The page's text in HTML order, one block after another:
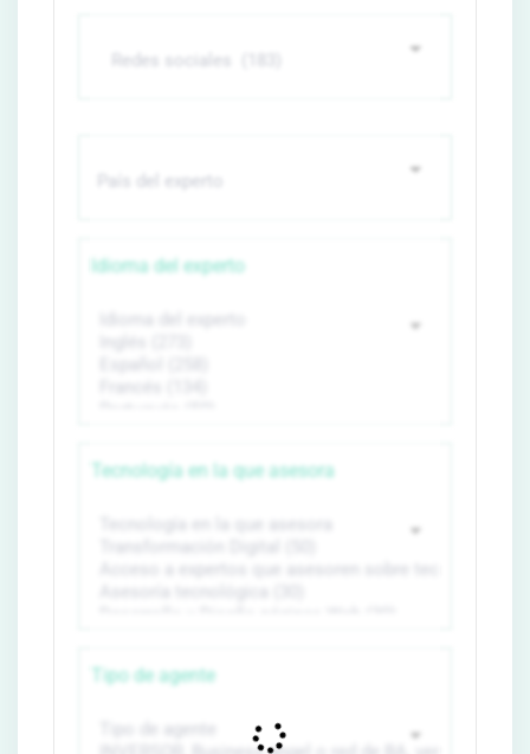
Idioma del experto
Tecnología en la que asesora
Tipo de agente